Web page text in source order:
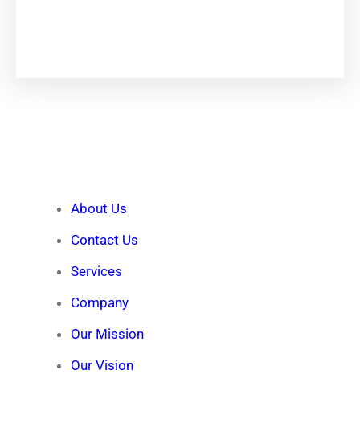
About Us
Contact Us
Services
Company
Our Mission
Our Vision